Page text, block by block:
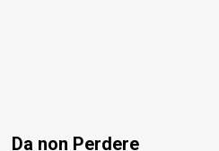
Da non Perdere